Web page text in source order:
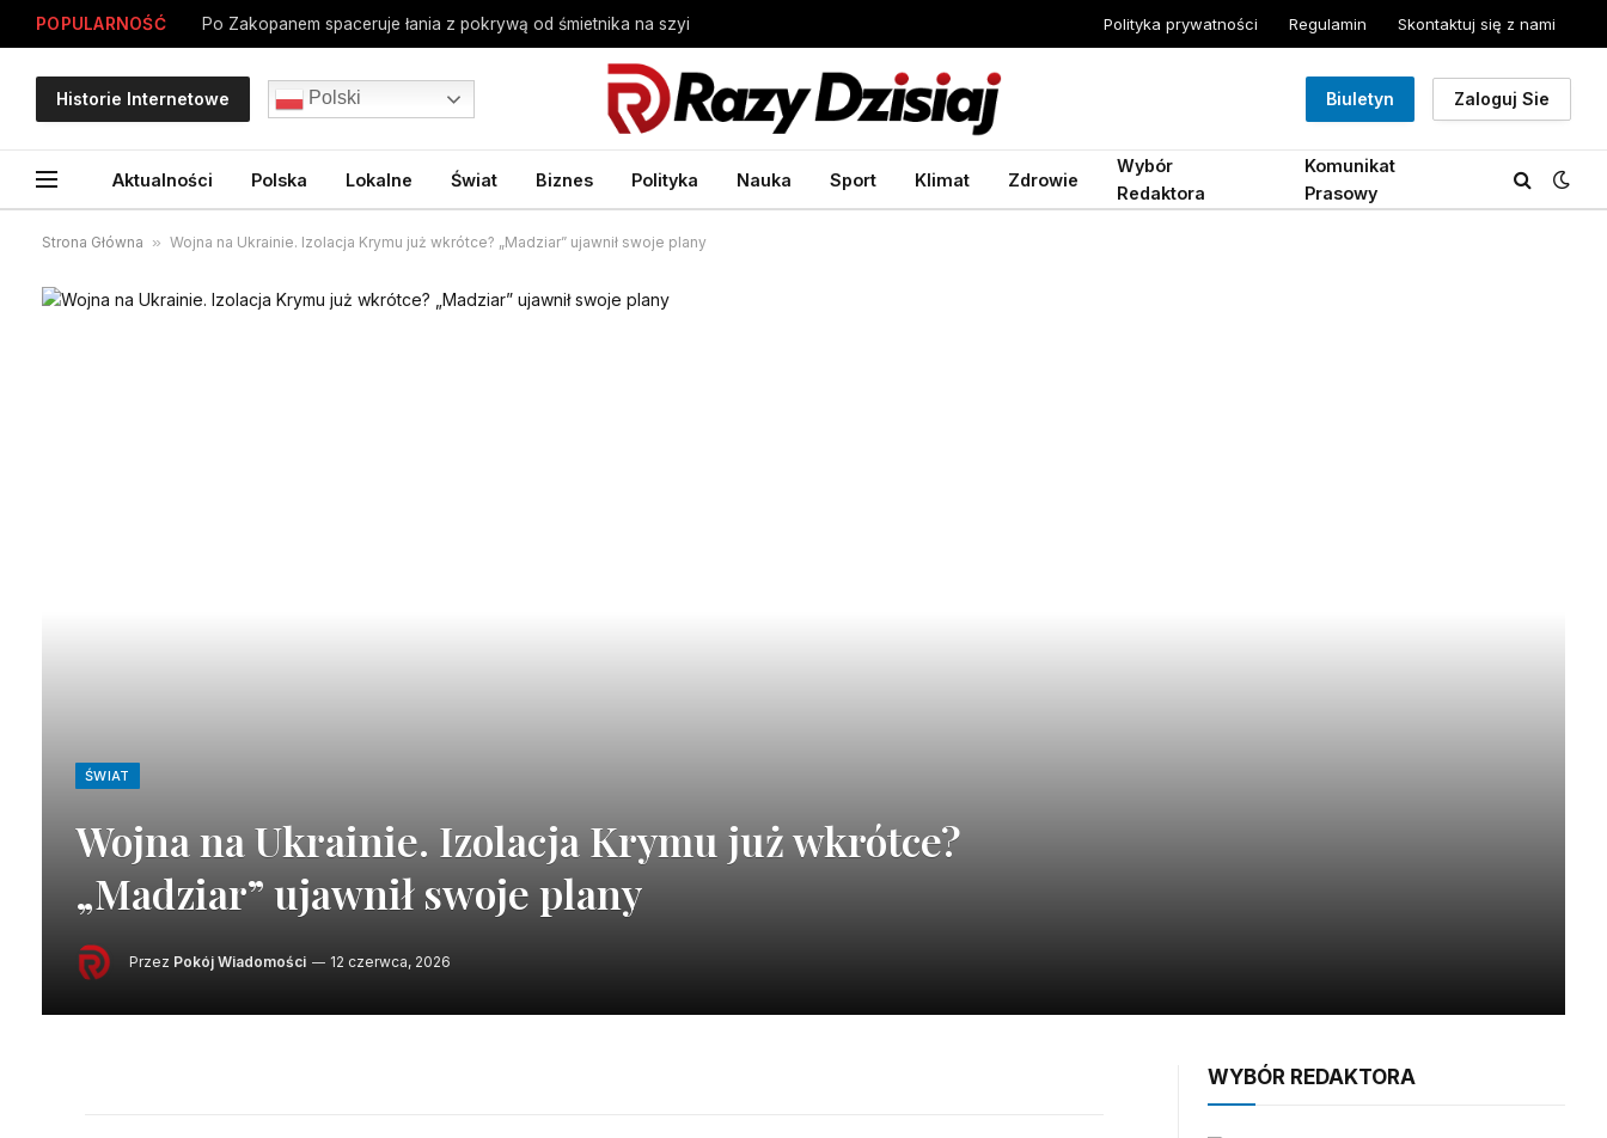
POPULARNOŚĆ Po Zakopanem spaceruje łania z pokrywą od śmietnika na szyi Polityka prywatności Regulamin Skontaktuj się z nami
Historie Internetowe Polski Biuletyn Zaloguj Sie
Aktualności Polska Lokalne Świat Biznes Polityka Nauka Sport Klimat Zdrowie
Wybór
Redaktora
Komunikat
Prasowy
Strona Główna » Wojna na Ukrainie. Izolacja Krymu już wkrótce? „Madziar” ujawnił swoje plany
ŚWIAT
Wojna na Ukrainie. Izolacja Krymu już wkrótce?
„Madziar” ujawnił swoje plany
Przez Pokój Wiadomości 12 czerwca, 2026
WYBÓR REDAKTORA